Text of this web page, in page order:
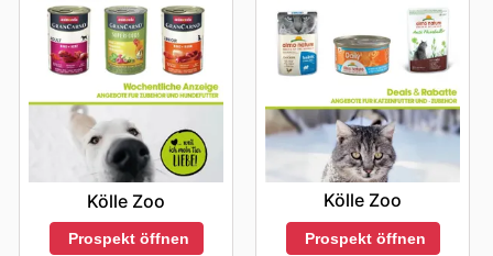
Kölle Zoo
Prospekt öffnen
Kölle Zoo
Prospekt öffnen